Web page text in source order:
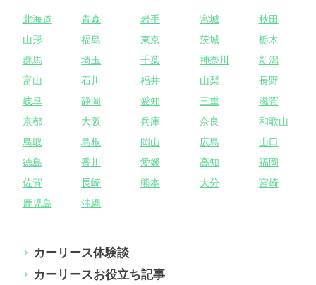
北海道 青森 岩手 宮城
秋田
山形
福島 東京 茨城
栃木
群馬
埼玉 千葉 神奈川
新潟
富山
石川 福井 山梨
長野
岐阜
静岡 愛知 三重
滋賀
京都
大阪 兵庫 奈良
和歌山
鳥取
島根 岡山 広島
山口
徳島
香川 愛媛 高知
福岡
佐賀
長崎 熊本 大分
宮崎
鹿児島
沖縄
カーリース体験談
カーリースお役立ち記事